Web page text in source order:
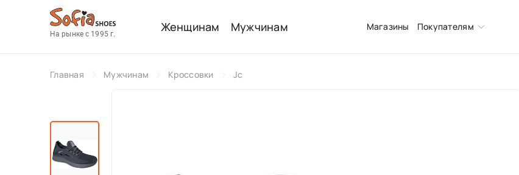
На рынке с 1995 г. Женщинам Мужчинам Магазины Покупателям
Главная Мужчинам Кроссовки Jc